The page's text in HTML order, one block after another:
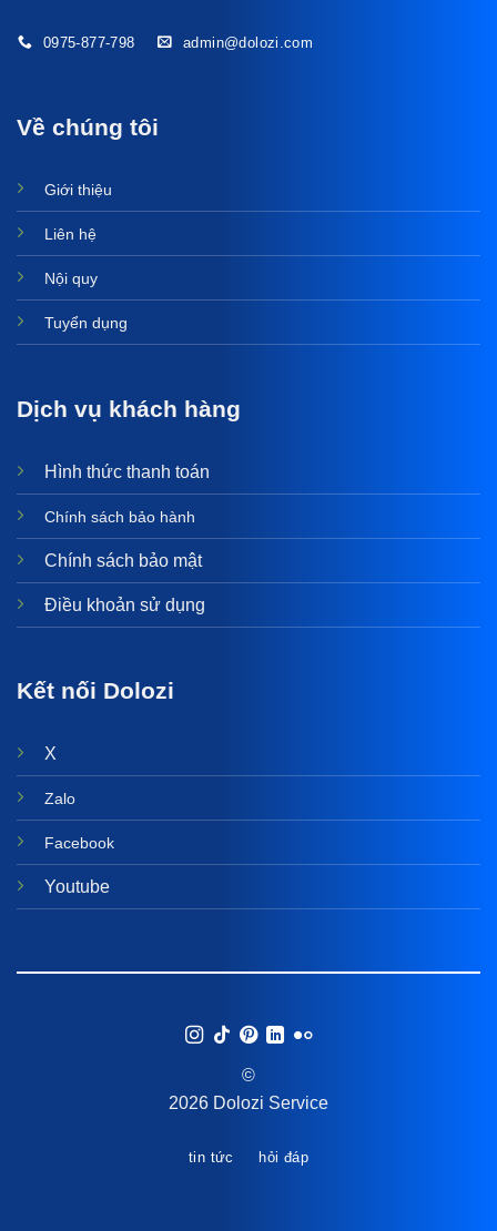
0975-877-798 admin@dolozi.com
Về chúng tôi
Giới thiệu
Liên hệ
Nội quy
Tuyển dụng
Dịch vụ khách hàng
Hình thức thanh toán
Chính sách bảo hành
Chính sách bảo mật
Điều khoản sử dụng
Kết nối Dolozi
X
Zalo
Facebook
Youtube
©
2026 Dolozi Service
tin tức hỏi đáp